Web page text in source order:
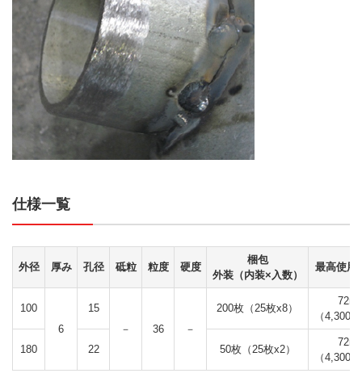
仕様一覧
外径 厚み 孔径 砥粒 粒度 硬度
梱包
外装（内装×入数）
最高使用
100
6
15
－
36 －
200枚（25枚x8）
（
180 22 50枚（25枚x2）
（